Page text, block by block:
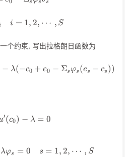
s s s
c_i = e_i + \theta_i \quad i
i = 1, 2, ⋯ , S
个约束, 写出拉格朗日函数为
L = u(c_0) + \delta
− λ(−c0 + e0 − Σs φs (es − cs ))
\frac {\partial L}{\partial
′(c0) − λ = 0
\frac {\partial L}{\partial
λφs = 0 s = 1, 2, ⋯ , S